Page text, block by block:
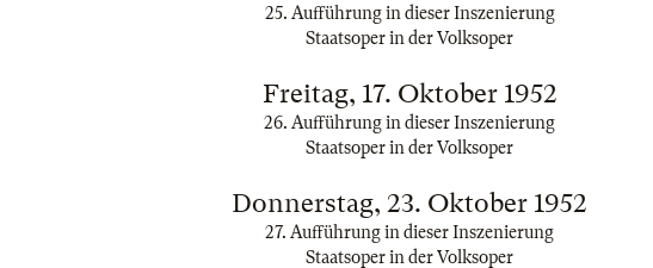
25. Aufführung in dieser Inszenierung
Staatsoper in der Volksoper
Freitag, 17. Oktober 1952
26. Aufführung in dieser Inszenierung
Staatsoper in der Volksoper
Donnerstag, 23. Oktober 1952
27. Aufführung in dieser Inszenierung
Staatsoper in der Volksoper